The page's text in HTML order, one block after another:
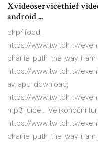
Xvideoservicethief
android ...
php4food,
https://www.twitch.tv/
https://www.twitch.tv/
av_app_download,
https://www.twitch.tv/
mp3_juice… Velikonoční
https://www.twitch.tv/